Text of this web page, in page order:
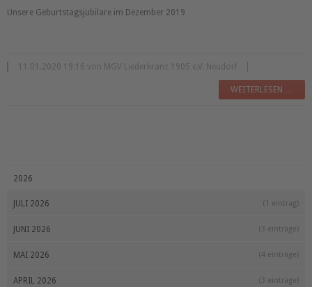
Unsere Geburtstagsjubilare im Dezember 2019
11.01.2020 19:16 von MGV Liederkranz 1905 e.V. Neudorf
WEITERLESEN …
2026
JULI 2026 (1 eintrag)
JUNI 2026 (3 einträge)
MAI 2026 (4 einträge)
APRIL 2026 (3 einträge)